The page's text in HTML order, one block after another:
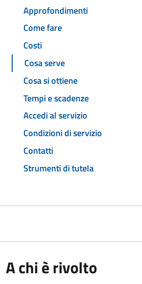
Approfondimenti
Come fare
Costi
Cosa serve
Cosa si ottiene
Tempi e scadenze
Accedi al servizio
Condizioni di servizio
Contatti
Strumenti di tutela
A chi è rivolto